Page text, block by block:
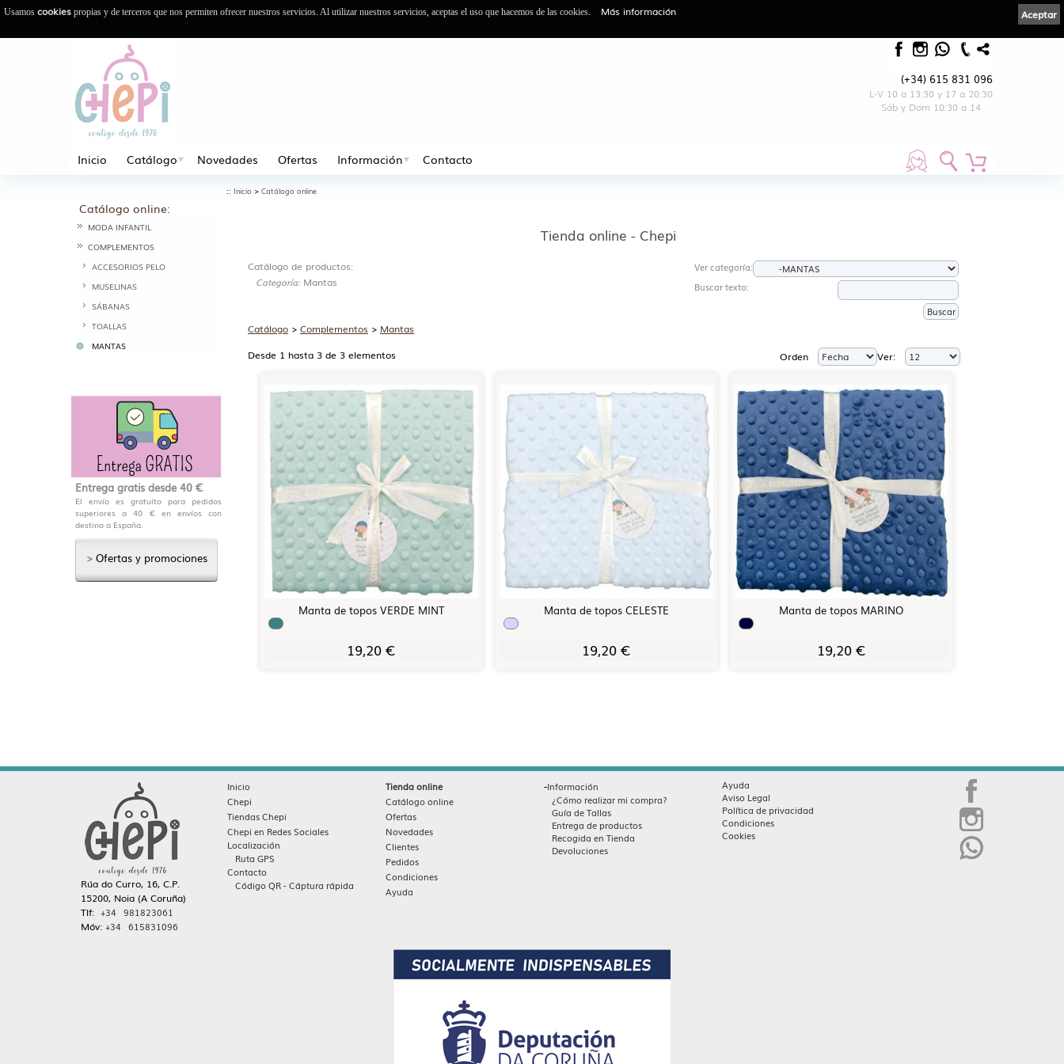
(+34) 615 831 096
L-V 10 a 13:30 y 17 a 20:30
Sáb y Dom 10:30 a 14
Inicio Catálogo Novedades Ofertas Información Contacto
Catálogo online:
MODA INFANTIL
COMPLEMENTOS
ACCESORIOS PELO
MUSELINAS
SÁBANAS
TOALLAS
MANTAS
Entrega gratis desde 40 €
El envío es gratuíto para pedidos
superiores a 40 € en envíos con
destino a España.
> Ofertas y promociones
:: Inicio > Catálogo online
Tienda online - Chepi
Catálogo de productos:
Categoría:Mantas
Ver categoría:
Buscar texto:
Catálogo > Complementos > Mantas
Desde 1 hasta 3 de 3 elementos Ver:
Orden
Manta de topos VERDE MINT
19,20 €
Manta de topos CELESTE
19,20 €
Manta de topos MARINO
19,20 €
Rúa do Curro, 16, C.P.
15200, Noia (A Coruña)
Tlf: +34 981823061
Móv: +34 615831096
Inicio
Chepi
Tiendas Chepi
Chepi en Redes Sociales
Localización
Ruta GPS
Contacto
Código QR - Cáptura rápida
Tienda online
Catálogo online
Ofertas
Novedades
Clientes
Pedidos
Condiciones
Ayuda
-Información
¿Cómo realizar mi compra?
Guía de Tallas
Entrega de productos
Recogida en Tienda
Devoluciones
Ayuda
Aviso Legal
Política de privacidad
Condiciones
Cookies
Aceptar
Usamos cookies propias y de terceros que nos permiten ofrecer nuestros servicios. Al utilizar nuestros servicios, aceptas el uso que hacemos de las cookies. Más información